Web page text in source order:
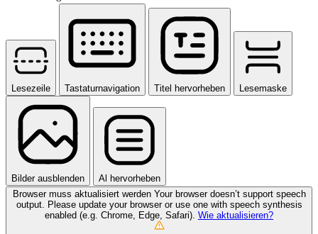
Lesezeile Tastaturnavigation Titel hervorheben Lesemaske
Bilder ausblenden
Al hervorheben
Browser muss aktualisiert werden Your browser doesn’t support speech
output. Please update your browser or use one with speech synthesis
enabled (e.g. Chrome, Edge, Safari). Wie aktualisieren?